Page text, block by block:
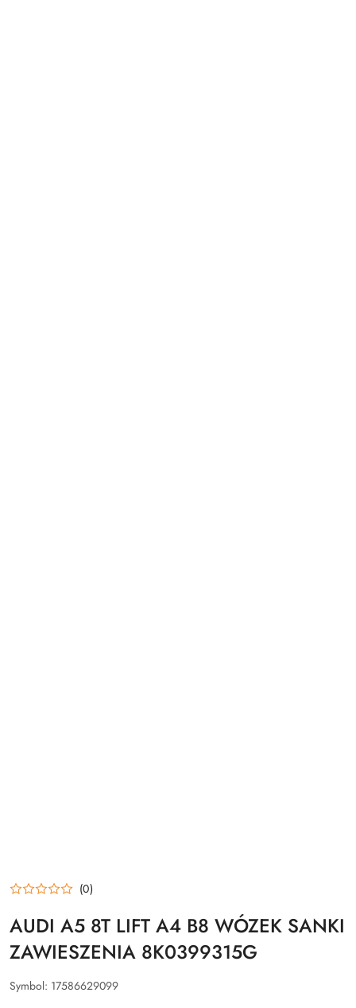
(0)
AUDI A5 8T LIFT A4 B8 WÓZEK SANKI
ZAWIESZENIA 8K0399315G
Symbol: 17586629099